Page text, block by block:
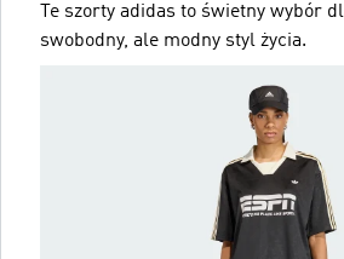
Te szorty adidas to świetny wybór
swobodny, ale modny styl życia.